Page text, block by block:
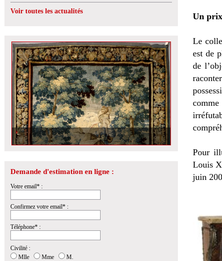
Voir toutes les actualités
Estimation d'une tapisserie d'Aubusson dans notre prochaine vente
Demande d'estimation en ligne :
Votre email* :
Confirmez votre email* :
Téléphone* :
Civilité :
Mlle
Mme
M.
Un
Le
est de
de
Pour
Louis
juin